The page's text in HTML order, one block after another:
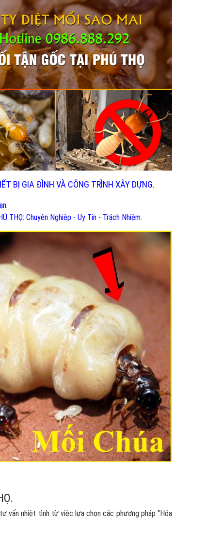
BỊ GIA ĐÌNH VÀ CÔNG TRÌNH XÂY DỰNG.
THỌ: Chuyên Nghiệp - Uy Tín - Trách Nhiệm.
vấn nhiệt tình từ việc lựa chọn các phương pháp "Hóa